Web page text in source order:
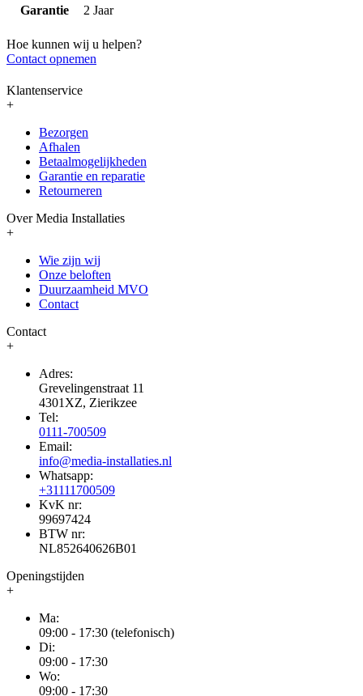
Garantie
2 Jaar
Hoe kunnen wij u helpen?
Contact opnemen
Klantenservice
+
Bezorgen
Afhalen
Betaalmogelijkheden
Garantie en reparatie
Retourneren
Over Media Installaties
+
Wie zijn wij
Onze beloften
Duurzaamheid MVO
Contact
Contact
+
Adres:
Grevelingenstraat 11
4301XZ, Zierikzee
Tel:
0111-700509
Email:
info@media-installaties.nl
Whatsapp:
+31111700509
KvK nr:
99697424
BTW nr:
NL852640626B01
Openingstijden
+
Ma:
09:00 - 17:30 (telefonisch)
Di:
09:00 - 17:30
Wo:
09:00 - 17:30